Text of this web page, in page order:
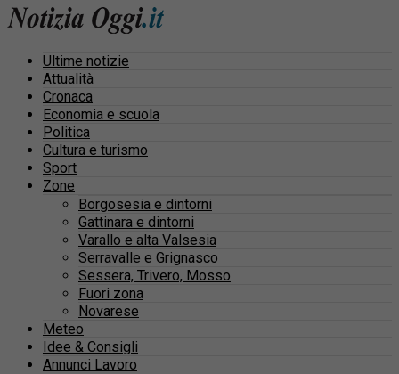
Ultime notizie
Attualità
Cronaca
Economia e scuola
Politica
Cultura e turismo
Sport
Zone
Borgosesia e dintorni
Gattinara e dintorni
Varallo e alta Valsesia
Serravalle e Grignasco
Sessera, Trivero, Mosso
Fuori zona
Novarese
Meteo
Idee & Consigli
Annunci Lavoro